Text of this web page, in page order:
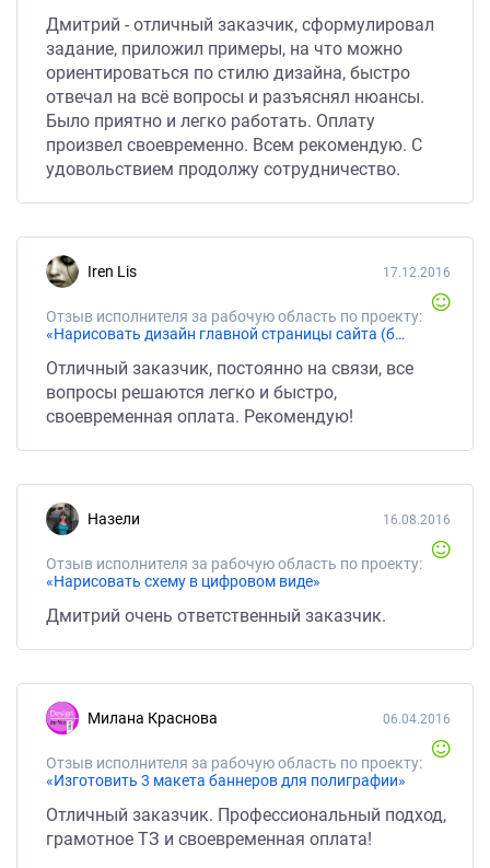
Дмитрий - отличный заказчик, сформулировал
задание, приложил примеры, на что можно
ориентироваться по стилю дизайна, быстро
отвечал на всё вопросы и разъяснял нюансы.
Было приятно и легко работать. Оплату
произвел своевременно. Всем рекомендую. С
удовольствием продолжу сотрудничество.
Iren Lis
Отзыв исполнителя за рабочую область по проекту:
«Нарисовать дизайн главной страницы сайта (без верстки).»
17.12.2016
Отличный заказчик, постоянно на связи, все
вопросы решаются легко и быстро,
своевременная оплата. Рекомендую!
Назели
Отзыв исполнителя за рабочую область по проекту:
«Нарисовать схему в цифровом виде»
16.08.2016
Дмитрий очень ответственный заказчик.
Милана Краснова
Отзыв исполнителя за рабочую область по проекту:
«Изготовить 3 макета баннеров для полиграфии»
06.04.2016
Отличный заказчик. Профессиональный подход,
грамотное ТЗ и своевременная оплата!